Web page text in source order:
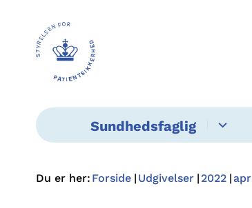
Sundhedsfaglig
Du er her: Forside Udgivelser 2022 apr